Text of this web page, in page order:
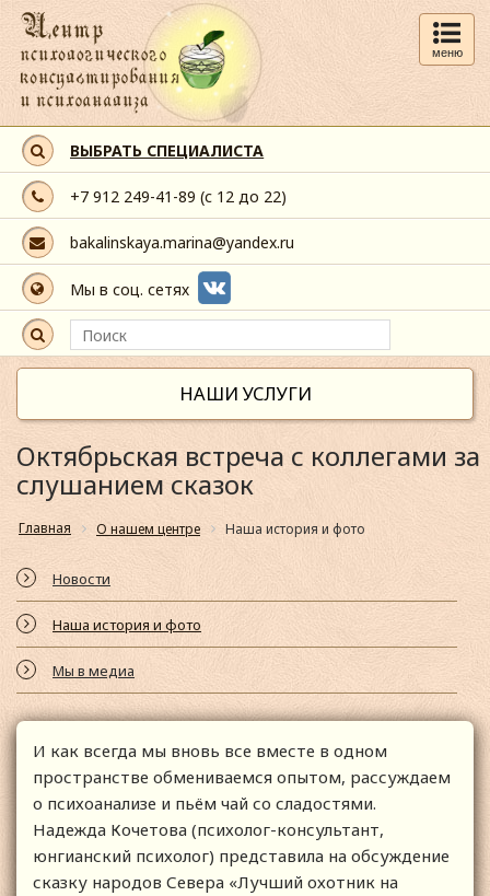
меню
ВЫБРАТЬ СПЕЦИАЛИСТА
+7 912 249-41-89 (с 12 до 22)
bakalinskaya.marina@yandex.ru
Мы в соц. сетях
НАШИ УСЛУГИ
Октябрьская встреча с коллегами за
слушанием сказок
Главная О нашем центре Наша история и фото
Новости
Наша история и фото
Мы в медиа
И как всегда мы вновь все вместе в одном
пространстве обмениваемся опытом, рассуждаем
о психоанализе и пьём чай со сладостями.
Надежда Кочетова (психолог-консультант,
юнгианский психолог) представила на обсуждение
сказку народов Севера «Лучший охотник на